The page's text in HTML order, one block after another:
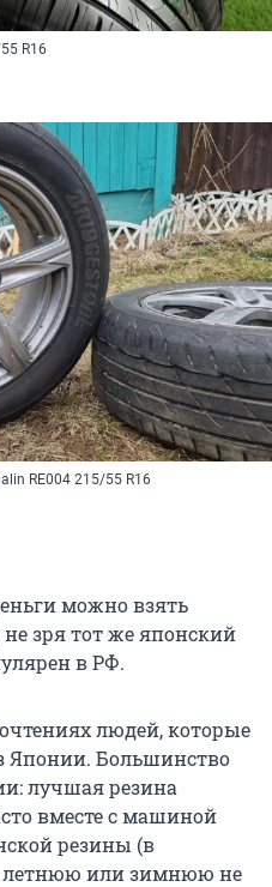
R16
RE004 215/55 R16
можно взять
зря тот же японский
в РФ.
людей, которые
Японии. Большинство
лучшая резина
вместе с машиной
резины (в
летнюю или зимнюю не